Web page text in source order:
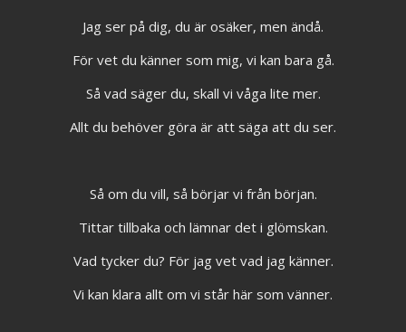
Jag ser på dig, du är osäker, men ändå.
För vet du känner som mig, vi kan bara gå.
Så vad säger du, skall vi våga lite mer.
Allt du behöver göra är att säga att du ser.
Så om du vill, så börjar vi från början.
Tittar tillbaka och lämnar det i glömskan.
Vad tycker du? För jag vet vad jag känner.
Vi kan klara allt om vi står här som vänner.